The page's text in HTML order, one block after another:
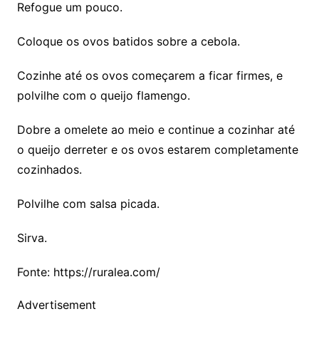
Refogue um pouco.
Coloque os ovos batidos sobre a cebola.
Cozinhe até os ovos começarem a ficar firmes, e
polvilhe com o queijo flamengo.
Dobre a omelete ao meio e continue a cozinhar até
o queijo derreter e os ovos estarem completamente
cozinhados.
Polvilhe com salsa picada.
Sirva.
Fonte: https://ruralea.com/
Advertisement